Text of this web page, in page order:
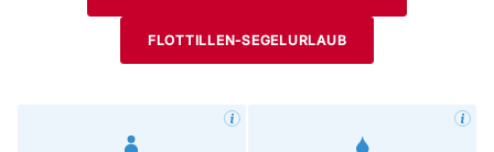
FLOTTILLEN-SEGELURLAUB